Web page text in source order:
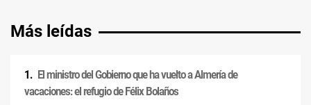
Más leídas
El ministro del Gobierno que ha vuelto a Almería de
vacaciones: el refugio de Félix Bolaños